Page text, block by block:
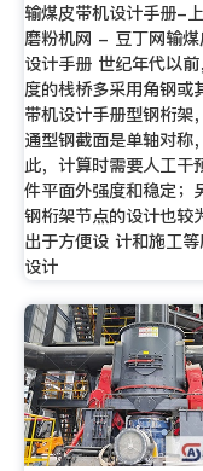
输煤皮带机设计手册-
磨粉机网 - 豆丁网输煤
设计手册 世纪年代以
度的栈桥多采用角钢或
带机设计手册型钢桁架
通型钢截面是单轴对称
此，计算时需要人工干
件平面外强度和稳定；
钢桁架节点的设计也较
出于方便设 计和施工等
设计